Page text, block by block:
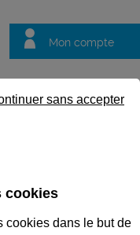
Mon compte
questions
cookies
cookies dans le but de
sans accepter